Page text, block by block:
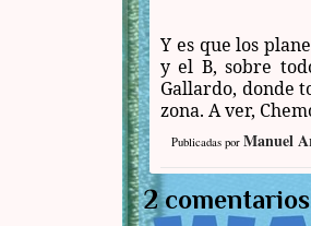
Y es que los
y el B, sobre
Gallardo, donde
zona. A ver,
Publicadas por Manuel
2